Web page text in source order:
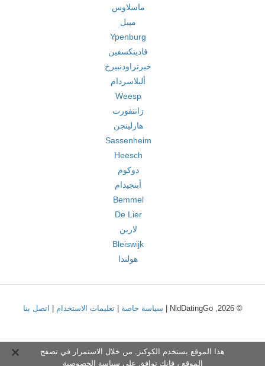
ماسلاوس
ميبل
Ypenburg
فادينكسفين
خيرتراودنبيرخ
ألبلاسردام
Weesp
زانتفورت
هارلينجن
Sassenheim
Heesch
دوكوم
أبنجيدام
Bemmel
De Lier
لارين
Bleiswijk
هولندا
© 2026, NldDatingGo | سياسة خاصة |تعليمات الاستخدام اتصل بنا
هذا الموقع يستخدم الكوكيز. من خلال الاستمرار في تصفح
الموقع ، فإنك توافق على سياسة الخصوصية